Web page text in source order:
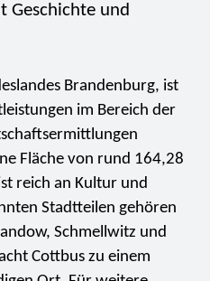
Geschichte und
Brandenburg, ist
im Bereich der
Fläche von rund 164,28
reich an Kultur und
Stadtteilen gehören
Schmellwitz und
Cottbus zu einem